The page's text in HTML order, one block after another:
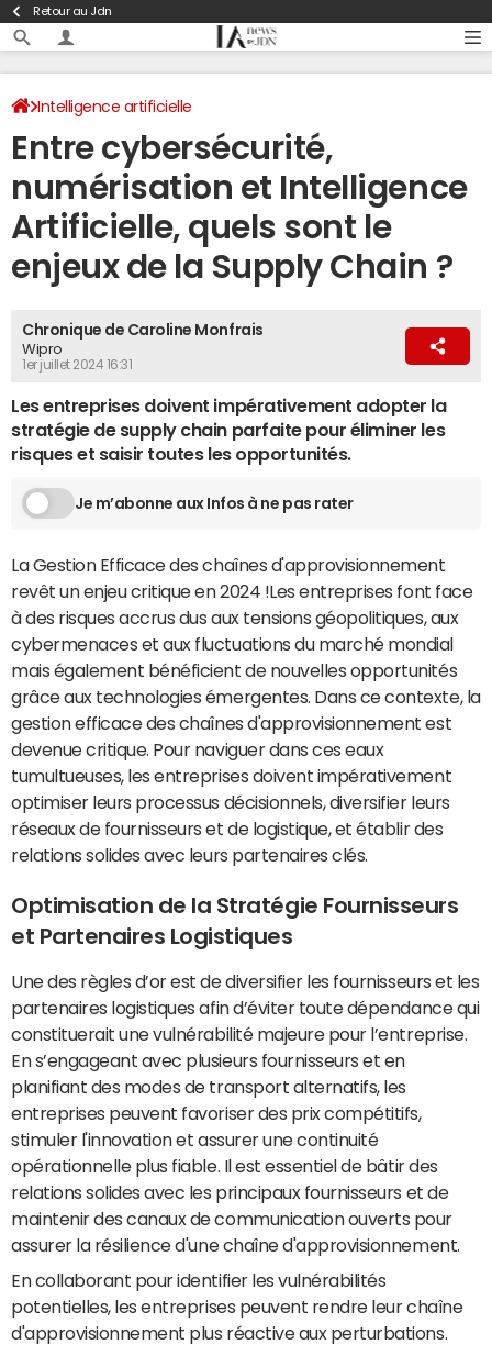
Retour au Jdn
Intelligence artificielle
Entre cybersécurité,
numérisation et Intelligence
Artificielle, quels sont le
enjeux de la Supply Chain ?
Chronique de Caroline Monfrais
Wipro
1er juillet 2024 16:31
Les entreprises doivent impérativement adopter la
stratégie de supply chain parfaite pour éliminer les
risques et saisir toutes les opportunités.
Je m’abonne aux Infos à ne pas rater
La Gestion Efficace des chaînes d'approvisionnement
revêt un enjeu critique en 2024 !Les entreprises font face
à des risques accrus dus aux tensions géopolitiques, aux
cybermenaces et aux fluctuations du marché mondial
mais également bénéficient de nouvelles opportunités
grâce aux technologies émergentes. Dans ce contexte, la
gestion efficace des chaînes d'approvisionnement est
devenue critique. Pour naviguer dans ces eaux
tumultueuses, les entreprises doivent impérativement
optimiser leurs processus décisionnels, diversifier leurs
réseaux de fournisseurs et de logistique, et établir des
relations solides avec leurs partenaires clés.
Optimisation de la Stratégie Fournisseurs
et Partenaires Logistiques
Une des règles d’or est de diversifier les fournisseurs et les
partenaires logistiques afin d’éviter toute dépendance qui
constituerait une vulnérabilité majeure pour l’entreprise.
En s’engageant avec plusieurs fournisseurs et en
planifiant des modes de transport alternatifs, les
entreprises peuvent favoriser des prix compétitifs,
stimuler l'innovation et assurer une continuité
opérationnelle plus fiable. Il est essentiel de bâtir des
relations solides avec les principaux fournisseurs et de
maintenir des canaux de communication ouverts pour
assurer la résilience d'une chaîne d'approvisionnement.
En collaborant pour identifier les vulnérabilités
potentielles, les entreprises peuvent rendre leur chaîne
d'approvisionnement plus réactive aux perturbations.